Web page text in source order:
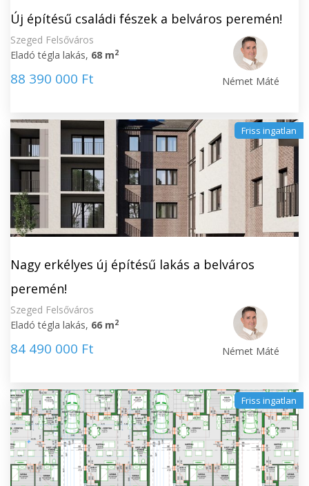
Új építésű családi fészek a belváros peremén!
Szeged Felsőváros
Eladó tégla lakás, 68 m2
88 390 000 Ft Német Máté
Friss ingatlan
Nagy erkélyes új építésű lakás a belváros
peremén!
Szeged Felsőváros
Eladó tégla lakás, 66 m2
84 490 000 Ft Német Máté
Friss ingatlan